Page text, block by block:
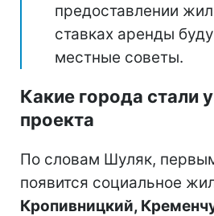
предоставлении
ставках аренды
местные советы.
Какие города стали
проекта
По словам Шуляк,
появится социальное
Кропивницкий,